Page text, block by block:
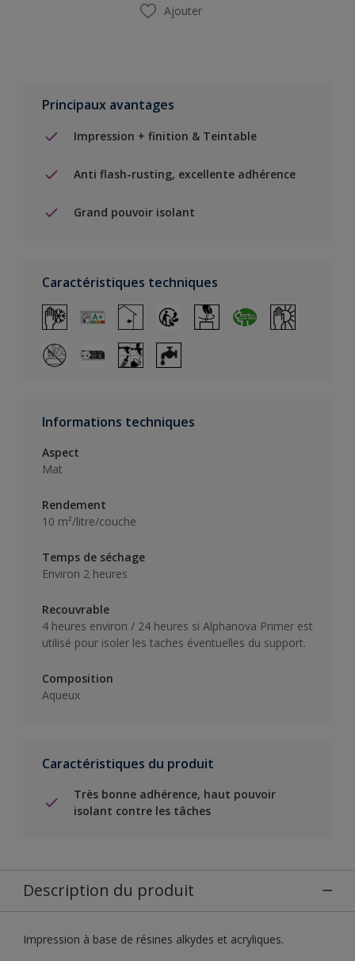
Ajouter
Principaux avantages
Impression + finition & Teintable
Anti flash-rusting, excellente adhérence
Grand pouvoir isolant
Caractéristiques techniques
Informations techniques
Aspect
Mat
Rendement
10 m²/litre/couche
Temps de séchage
Environ 2 heures
Recouvrable
4 heures environ / 24 heures si Alphanova Primer est
utilisé pour isoler les taches éventuelles du support.
Composition
Aqueux
Caractéristiques du produit
Très bonne adhérence, haut pouvoir
isolant contre les tâches
Description du produit
Impression à base de résines alkydes et acryliques.